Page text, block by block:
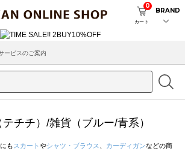
カート
0
BRAND
ービスのご案内
チチ）/雑貨（ブルー/青系）
も スカート やシャツ・ブラウス カーディガンなどの商